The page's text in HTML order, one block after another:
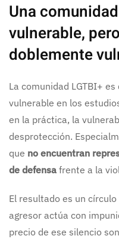
Una
vulnerable,
doblemente
La comunidad LGTBI+
vulnerable en los
en la práctica, la
desprotección.
que no encuentran
de defensa frente a la
El resultado es un
agresor actúa con
precio de ese silencio